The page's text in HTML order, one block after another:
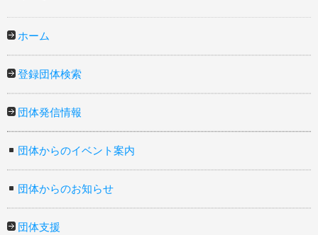
ホーム
登録団体検索
団体発信情報
団体からのイベント案内
団体からのお知らせ
団体支援